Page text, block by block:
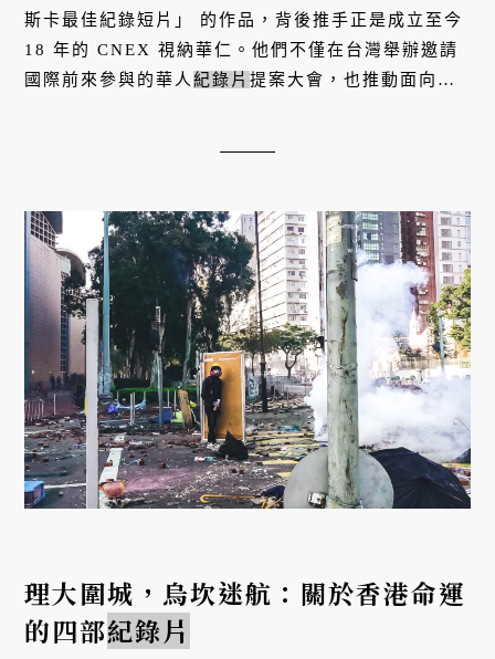
斯卡最佳紀錄短片」 的作品，背後推手正是成立至今
18 年的 CNEX 視納華仁。他們不僅在台灣舉辦邀請
國際前來參與的華人紀錄片提案大會，也推動面向國
理大圍城，烏坎迷航：關於香港命運
的四部紀錄片